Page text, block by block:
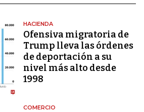
HACIENDA
Ofensiva migratoria de
Trump lleva las órdenes
de deportación a su
nivel más alto desde
1998
COMERCIO